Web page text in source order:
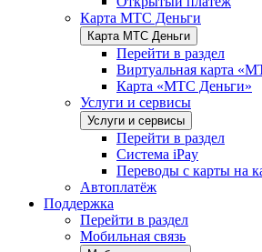
Карта МТС Деньги
Карта МТС Деньги
Перейти в раздел
Виртуальная карта
Карта «МТС Деньги»
Услуги и сервисы
Услуги и сервисы
Перейти в раздел
Система iPay
Переводы с карты на
Автоплатёж
Поддержка
Перейти в раздел
Мобильная связь